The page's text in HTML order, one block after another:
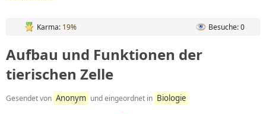
Karma: 19% Besuche: 0
Aufbau und Funktionen der
tierischen Zelle
Gesendet von Anonym und eingeordnet in Biologie